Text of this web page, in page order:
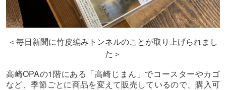
＜毎日新聞に竹皮編みトンネルのことが取り上げられまし
た＞
高崎OPAの1 階にある「高崎じまん」でコースターやカゴ
など、季節ごとに商品を変えて販売しているので、購入可